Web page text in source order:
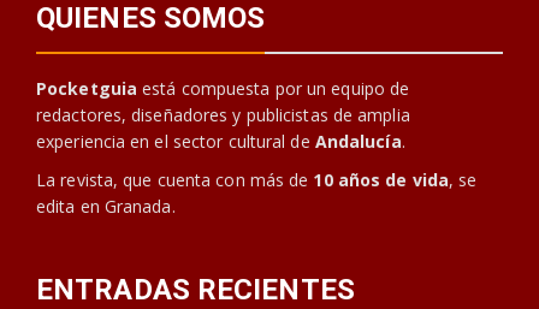
QUIENES SOMOS
Pocketguia está compuesta por un equipo de
redactores, diseñadores y publicistas de amplia
experiencia en el sector cultural de Andalucía.
La revista, que cuenta con más de 10 años de vida, se
edita en Granada.
ENTRADAS RECIENTES